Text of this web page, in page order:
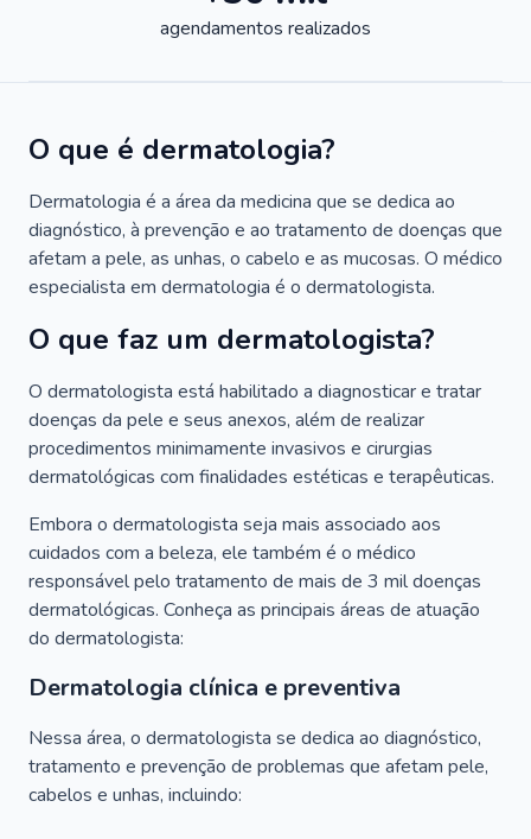
agendamentos realizados
O que é dermatologia?
Dermatologia é a área da medicina que se dedica ao
diagnóstico, à prevenção e ao tratamento de doenças que
afetam a pele, as unhas, o cabelo e as mucosas. O médico
especialista em dermatologia é o dermatologista.
O que faz um dermatologista?
O dermatologista está habilitado a diagnosticar e tratar
doenças da pele e seus anexos, além de realizar
procedimentos minimamente invasivos e cirurgias
dermatológicas com finalidades estéticas e terapêuticas.
Embora o dermatologista seja mais associado aos
cuidados com a beleza, ele também é o médico
responsável pelo tratamento de mais de 3 mil doenças
dermatológicas. Conheça as principais áreas de atuação
do dermatologista:
Dermatologia clínica e preventiva
Nessa área, o dermatologista se dedica ao diagnóstico,
tratamento e prevenção de problemas que afetam pele,
cabelos e unhas, incluindo: